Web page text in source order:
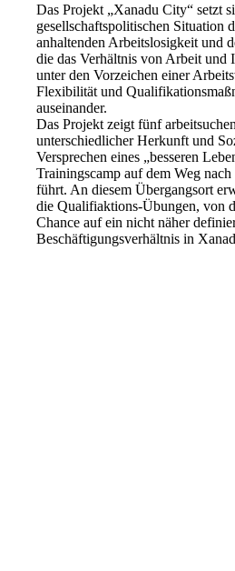
Das Projekt „Xanadu City“ setzt
gesellschaftspolitischen Situation
anhaltenden Arbeitslosigkeit und
die das Verhältnis von Arbeit und
unter den Vorzeichen einer
Flexibilität und
auseinander.
Das Projekt zeigt fünf
unterschiedlicher Herkunft und
Versprechen eines „besseren
Trainingscamp auf dem Weg
führt. An diesem Übergangsort
die Qualifiaktions-Übungen, von
Chance auf ein nicht näher
Beschäftigungsverhältnis in